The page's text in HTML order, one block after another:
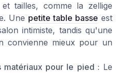
tailles, comme la zellige
Une petite table basse est
intimiste, tandis qu'une
convienne mieux pour un
matériaux pour le pied : Le